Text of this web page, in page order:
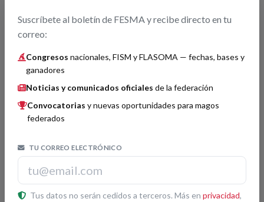
01/04/2025
01/04/2025
01/08/2023
Suscríbete al boletín de FESMA y recibe directo en tu
correo:
Congresos nacionales, FISM y FLASOMA — fechas, bases y
ganadores
Noticias y comunicados oficiales de la federación
Convocatorias y nuevas oportunidades para magos
federados
TU CORREO ELECTRÓNICO
Tus datos no serán cedidos a terceros. Más en privacidad,